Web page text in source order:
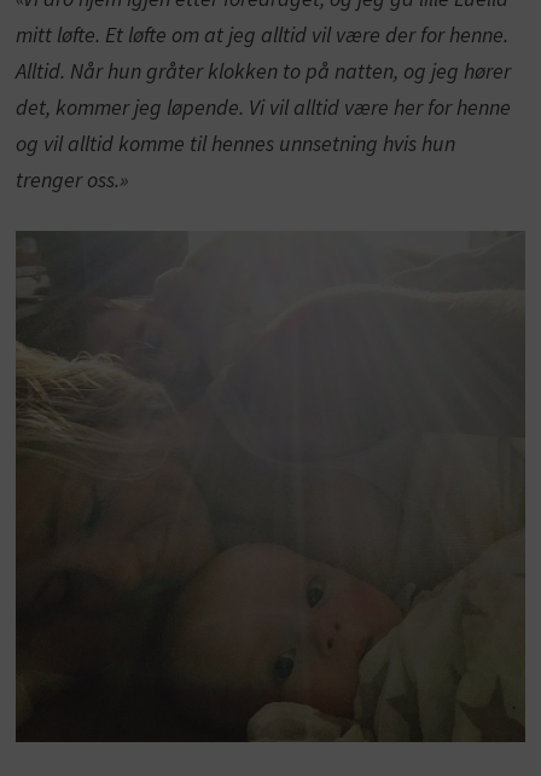
mitt løfte. Et løfte om at jeg alltid vil være der for henne.
Alltid. Når hun gråter klokken to på natten, og jeg hører
det, kommer jeg løpende. Vi vil alltid være her for henne
og vil alltid komme til hennes unnsetning hvis hun
trenger oss.»